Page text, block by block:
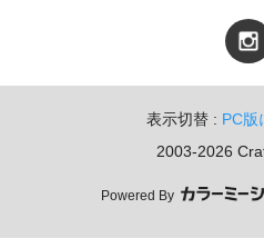
表示切替 : PC版
2003-2026
Powered By